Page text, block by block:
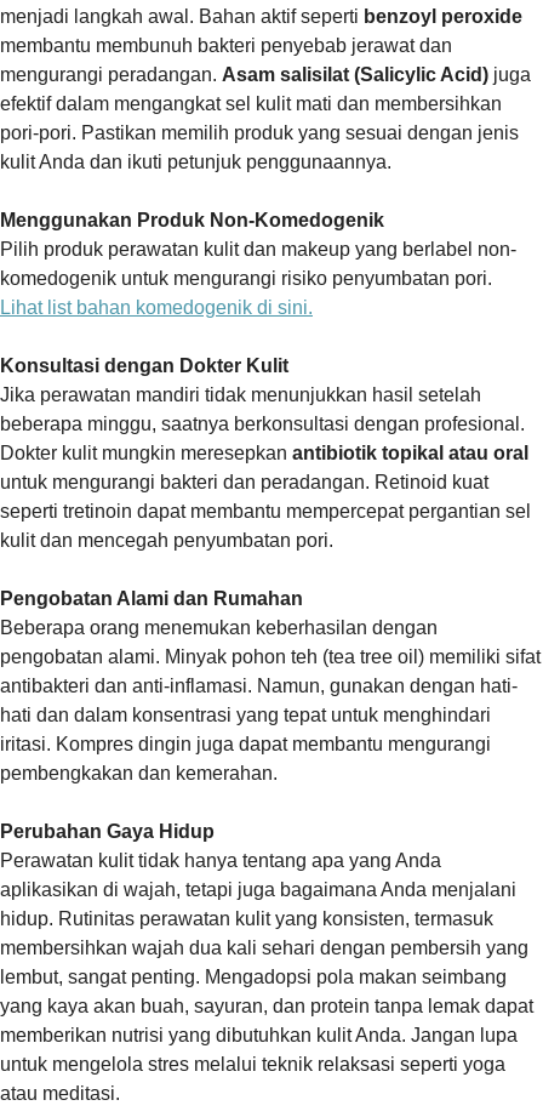
menjadi langkah awal. Bahan aktif seperti benzoyl peroxide
membantu membunuh bakteri penyebab jerawat dan
mengurangi peradangan. Asam salisilat (Salicylic Acid) juga
efektif dalam mengangkat sel kulit mati dan membersihkan
pori-pori. Pastikan memilih produk yang sesuai dengan jenis
kulit Anda dan ikuti petunjuk penggunaannya.
Menggunakan Produk Non-Komedogenik
Pilih produk perawatan kulit dan makeup yang berlabel non-
komedogenik untuk mengurangi risiko penyumbatan pori.
Lihat list bahan komedogenik di sini.
Konsultasi dengan Dokter Kulit
Jika perawatan mandiri tidak menunjukkan hasil setelah
beberapa minggu, saatnya berkonsultasi dengan profesional.
Dokter kulit mungkin meresepkan antibiotik topikal atau oral
untuk mengurangi bakteri dan peradangan. Retinoid kuat
seperti tretinoin dapat membantu mempercepat pergantian sel
kulit dan mencegah penyumbatan pori.
Pengobatan Alami dan Rumahan
Beberapa orang menemukan keberhasilan dengan
pengobatan alami. Minyak pohon teh (tea tree oil) memiliki sifat
antibakteri dan anti-inflamasi. Namun, gunakan dengan hati-
hati dan dalam konsentrasi yang tepat untuk menghindari
iritasi. Kompres dingin juga dapat membantu mengurangi
pembengkakan dan kemerahan.
Perubahan Gaya Hidup
Perawatan kulit tidak hanya tentang apa yang Anda
aplikasikan di wajah, tetapi juga bagaimana Anda menjalani
hidup. Rutinitas perawatan kulit yang konsisten, termasuk
membersihkan wajah dua kali sehari dengan pembersih yang
lembut, sangat penting. Mengadopsi pola makan seimbang
yang kaya akan buah, sayuran, dan protein tanpa lemak dapat
memberikan nutrisi yang dibutuhkan kulit Anda. Jangan lupa
untuk mengelola stres melalui teknik relaksasi seperti yoga
atau meditasi.